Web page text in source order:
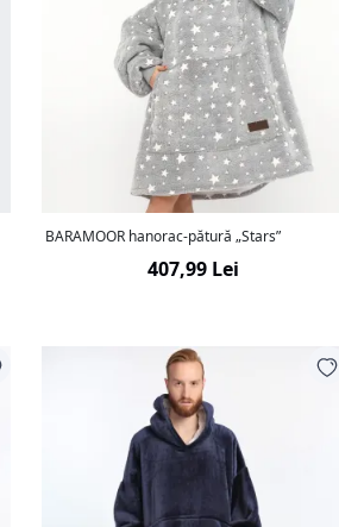
BARAMOOR hanorac-pătură „Stars”
407,99 Lei